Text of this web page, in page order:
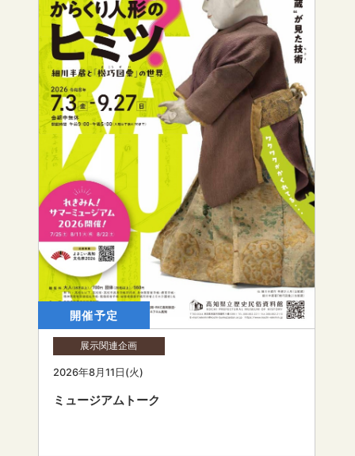
開催予定
展示関連企画
2026年8月11日(火)
ミュージアムトーク